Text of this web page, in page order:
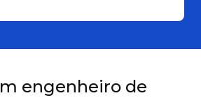
engenheiro de